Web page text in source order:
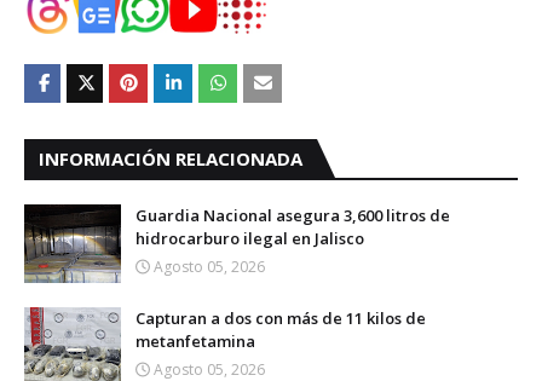
INFORMACIÓN RELACIONADA
Guardia Nacional asegura 3,600 litros de
hidrocarburo ilegal en Jalisco
Agosto 05, 2026
Capturan a dos con más de 11 kilos de
metanfetamina
Agosto 05, 2026